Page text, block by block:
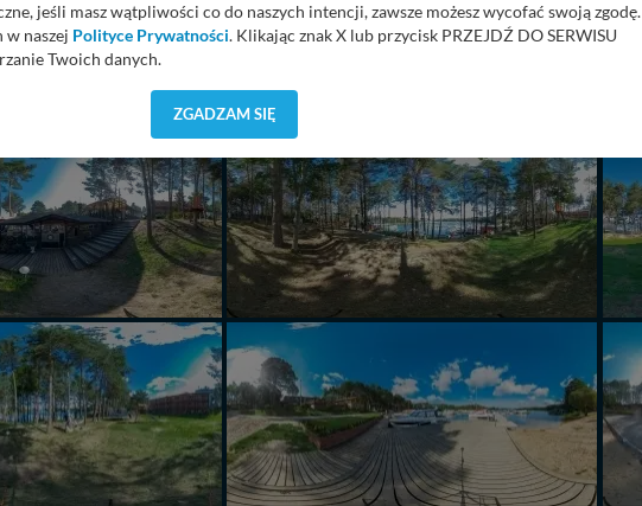
jeśli masz wątpliwości co do naszych intencji, zawsze możesz wycofać swoją zgodę.
naszej Polityce Prywatności. Klikając znak X lub przycisk PRZEJDŹ DO SERWISU
Twoich danych.
przekazanie Twoich danych jest elementem usługi (przekazanie danych z formularza
serwisu wRegulaminie Serwisu.
jest: Agencja Reklamowa Kreacja Monika Borkowska, z siedzibą ul. Wiejska 17,
skontaktować się za pośrednictwem tejstrony.
dostępu do swoich danych, zażądać ich poprawienia lub usunięcia, zabronić ich
że nie zawsze jest możliwe techniczne zrealizowanie Twoich praw w odniesieniu do
cookies. Twoja przeglądarka umożliwia Ci skasowanie tych plików - w pewnych
zrobić za Ciebie.
odkrywania Mazur na nowo...
ZGADZAM SIĘ